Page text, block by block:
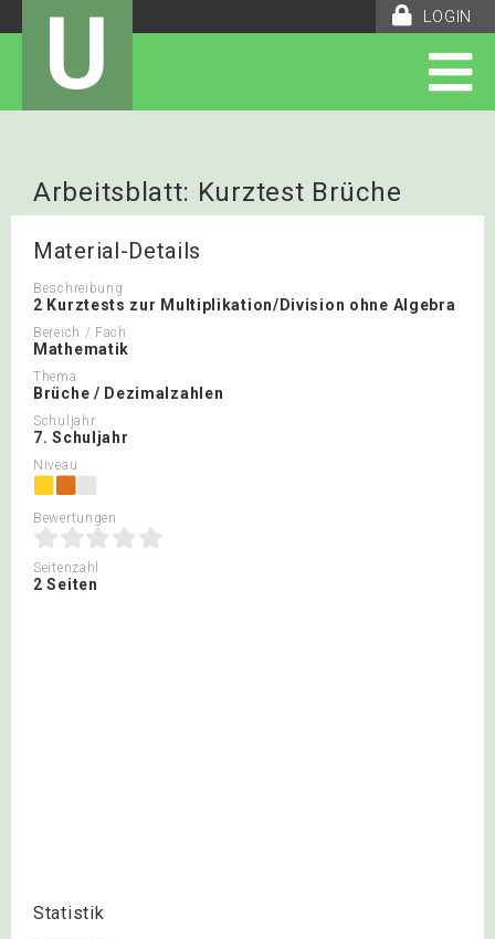
LOGIN
U
Arbeitsblatt: Kurztest Brüche
Material-Details
Beschreibung
2 Kurztests zur Multiplikation/Division ohne Algebra
Bereich / Fach
Mathematik
Thema
Brüche / Dezimalzahlen
Schuljahr
7. Schuljahr
Niveau
Bewertungen
Seitenzahl
2 Seiten
Statistik